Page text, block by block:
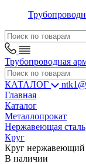
Трубопроводная
КАТАЛОГ
Главная
Каталог
Металлопрокат
Нержавеющая сталь
Круг
Круг нержавеющий
В наличии